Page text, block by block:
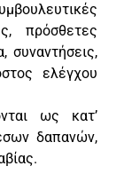
πρόσθετες
συναντήσεις,
ελέγχου
ως κατ’
δαπανών,